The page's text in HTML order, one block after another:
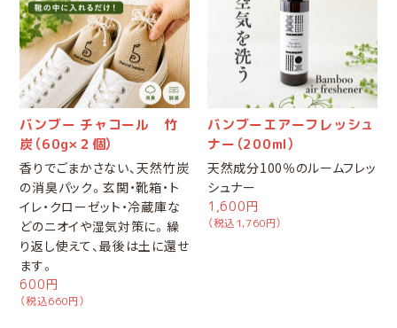
バンブー チャコール 竹
炭（60g×２個）
香りでごまかさない、天然竹炭
の消臭パック。玄関・靴箱・ト
イレ・クローゼット・冷蔵庫な
どのニオイや湿気対策に。繰
り返し使えて、最後は土に還せ
ます。
600円
（税込660円）
バンブーエアーフレッシュ
ナー（200ml）
天然成分100％のルームフレッ
シュナー
1,600円
（税込1,760円）